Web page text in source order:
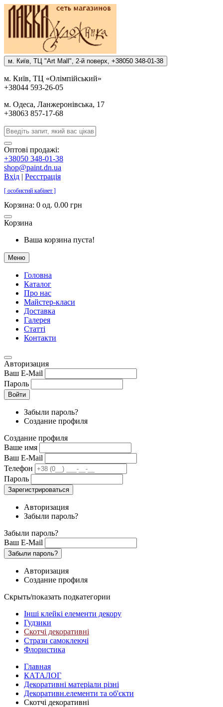
м. Киïв, ТЦ "Art Mall", 2-й поверх, +38050 348-01-38
м. Киïв, ТЦ «Олiмпiйський»
+38044 593-26-05
м. Одеса, Ланжеронiвська, 17
+38063 857-17-68
Оптові продажі:
+38050 348-01-38
shop@paint.dn.ua
Вхід | Реєстрація
[ особистий кабінет ]
Корзина: 0 од. 0.00 грн
Корзина
Ваша корзина пуста!
Меню
Головна
Каталог
Про нас
Майстер-класи
Доставка
Галерея
Статтi
Контакти
Авторизация
Ваш E-Mail
Пароль
Войти
Забыли пароль?
Создание профиля
Создание профиля
Ваше имя
Ваш E-Mail
Телефон
Пароль
Зарегистрироваться
Авторизация
Забыли пароль?
Забыли пароль?
Ваш E-Mail
Забыли пароль?
Авторизация
Создание профиля
Скрыть/показать подкатегории
Інші клейкі елементи декору
Гудзики
Скотчі декоративні
Стрази самоклеючі
Флористика
Главная
КАТАЛОГ
Декоративні матеріали різні
Декоративн.елементи та об'єкти
Скотчі декоративні